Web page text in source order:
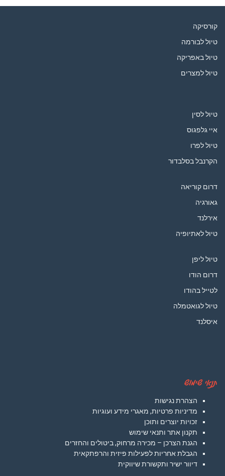
קורסיקה
טיול לבורמה
טיול באפריקה
טיול למצרים
טיול לסין
איי גלפגוס
טיול לפרו
הקרנבל בסלבדור
דרום קוריאה
גאורגיה
אירלנד
טיול לאתיופיה
טיול ליפן
דרום הודו
לטייל בהודו
טיול לגואטמלה
איסלנד
תנאי שימוש
הצהרת נגישות
מדיניות פרטיות, מאגרי מידע ועוגיות
זכויות יוצרים ותוכן
תקנון אתר ותנאי שימוש
הגנת הצרכן – מכירה מרחוק, ביטולים והחזרים
הגבלת אחריות לפעילות פיזית והרפתקאית
דיוור ישיר ותקשורת שיווקית